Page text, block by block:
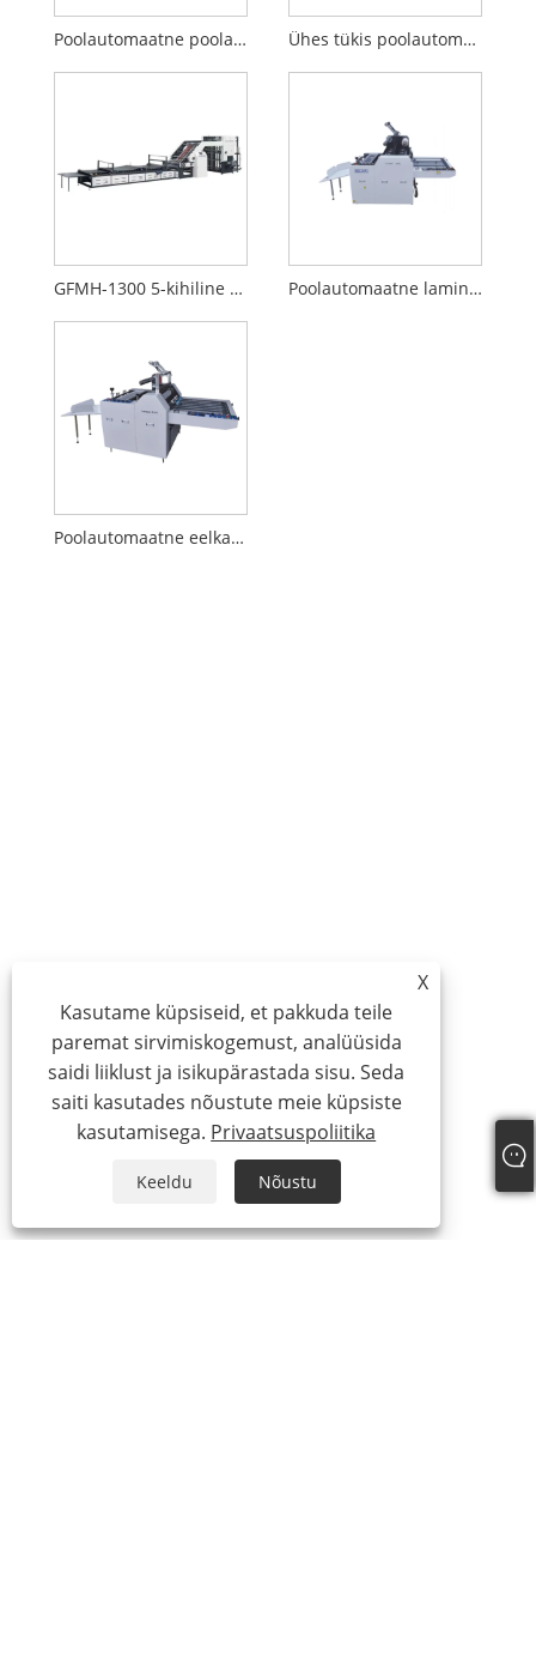
Poolautomaatne poolautomaatne lamineerimismasin Ühes tükis poolautomaatne lamineerimismasin
GFMH-1300 5-kihiline poolautomaatne flöötlaminaator Poolautomaatne lamineerimismasin (reljeefiga)
Poolautomaatne eelkatmiskile lamineerimismasin
X
Kasutame küpsiseid, et pakkuda teile
paremat sirvimiskogemust, analüüsida
saidi liiklust ja isikupärastada sisu. Seda
saiti kasutades nõustute meie küpsiste
kasutamisega. Privaatsuspoliitika
Keeldu Nõustu